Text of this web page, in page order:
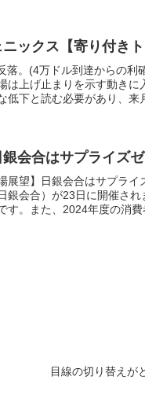
ックス【寄り付きト
落。(4万ドル到達からの
は上げ止まりを示す動き
低下と読む必要があり、来
銀会合はサプライズ
展望】日銀会合はサプラ
銀会合）が23日に開催さ
す。また、2024年度の消費
目線の切り替えが